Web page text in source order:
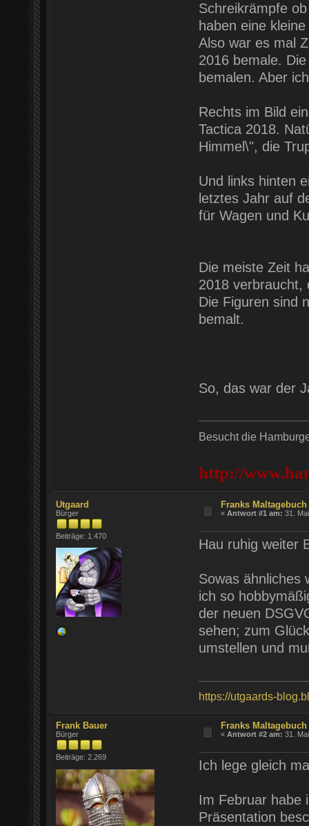
Schreikrämpfe
haben eine
Also war es mal
2016 bemale.
bemalen. Aber
Rechts im Bild
Tactica 2018.
Himmel\", die
Und links hinten
letztes Jahr auf
für Wagen und
Die meiste Zeit
2018 verbraucht,
Die Figuren sind
bemalt.
So, das war der
Besucht die
http://
Utgaard
Bürger
Beiträge: 1.470
Franks
«Antwort #1 am: 31.
Hau ruhig weiter
Sowas ähnliches
ich so
der neuen
sehen; zum
umstellen und
https://utgaards-
Frank Bauer
Bürger
Beiträge: 2.269
Franks
«Antwort #2 am: 31.
Ich lege gleich
Im Februar habe
Präsentation